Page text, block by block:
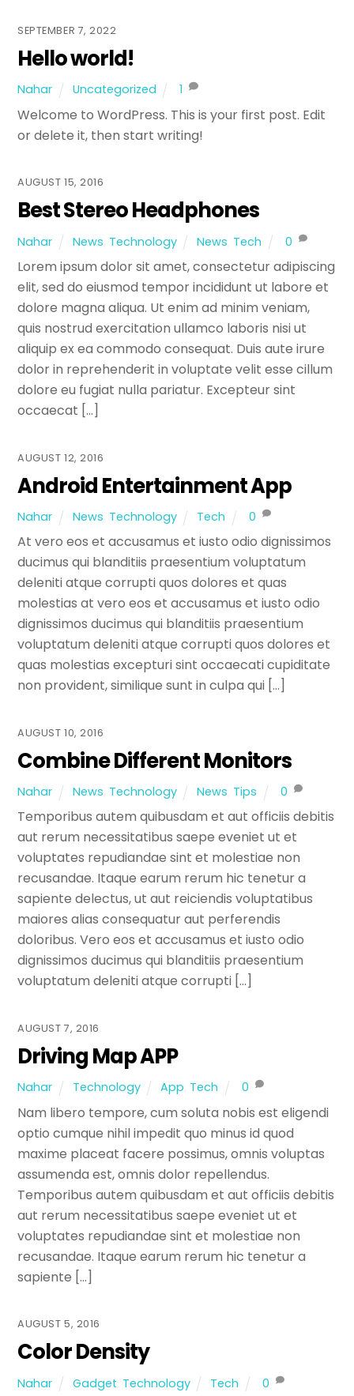
SEPTEMBER 7, 2022
Hello world!
Nahar Uncategorized 1
Welcome to WordPress. This is your first post. Edit
or delete it, then start writing!
AUGUST 15, 2016
Best Stereo Headphones
Nahar News Technology News Tech 0
Lorem ipsum dolor sit amet, consectetur adipiscing
elit, sed do eiusmod tempor incididunt ut labore et
dolore magna aliqua. Ut enim ad minim veniam,
quis nostrud exercitation ullamco laboris nisi ut
aliquip ex ea commodo consequat. Duis aute irure
dolor in reprehenderit in voluptate velit esse cillum
dolore eu fugiat nulla pariatur. Excepteur sint
occaecat […]
AUGUST 12, 2016
Android Entertainment App
Nahar News Technology Tech 0
At vero eos et accusamus et iusto odio dignissimos
ducimus qui blanditiis praesentium voluptatum
deleniti atque corrupti quos dolores et quas
molestias at vero eos et accusamus et iusto odio
dignissimos ducimus qui blanditiis praesentium
voluptatum deleniti atque corrupti quos dolores et
quas molestias excepturi sint occaecati cupiditate
non provident, similique sunt in culpa qui […]
AUGUST 10, 2016
Combine Different Monitors
Nahar News Technology News Tips 0
Temporibus autem quibusdam et aut officiis debitis
aut rerum necessitatibus saepe eveniet ut et
voluptates repudiandae sint et molestiae non
recusandae. Itaque earum rerum hic tenetur a
sapiente delectus, ut aut reiciendis voluptatibus
maiores alias consequatur aut perferendis
doloribus. Vero eos et accusamus et iusto odio
dignissimos ducimus qui blanditiis praesentium
voluptatum deleniti atque corrupti […]
AUGUST 7, 2016
Driving Map APP
Nahar Technology App Tech 0
Nam libero tempore, cum soluta nobis est eligendi
optio cumque nihil impedit quo minus id quod
maxime placeat facere possimus, omnis voluptas
assumenda est, omnis dolor repellendus.
Temporibus autem quibusdam et aut officiis debitis
aut rerum necessitatibus saepe eveniet ut et
voluptates repudiandae sint et molestiae non
recusandae. Itaque earum rerum hic tenetur a
sapiente […]
AUGUST 5, 2016
Color Density
Nahar Gadget Technology Tech 0